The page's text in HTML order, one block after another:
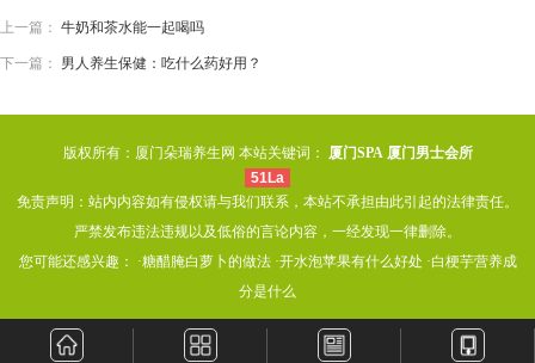
上一篇： 牛奶和茶水能一起喝吗
下一篇： 男人养生保健：吃什么药好用？
版权所有：厦门朵瑞养生网 本站关键词： 厦门SPA 厦门男士会所
51La
免责声明：站内内容如有侵权请与我们联系，本站不承担由此引起的法律责任。
严禁发布违法违规以及低俗的言论内容，一经发现一律删除。
您可能还感兴趣： ·糖醋腌白萝卜的做法·开水泡苹果有什么好处 ·白梗芋营养成
分是什么